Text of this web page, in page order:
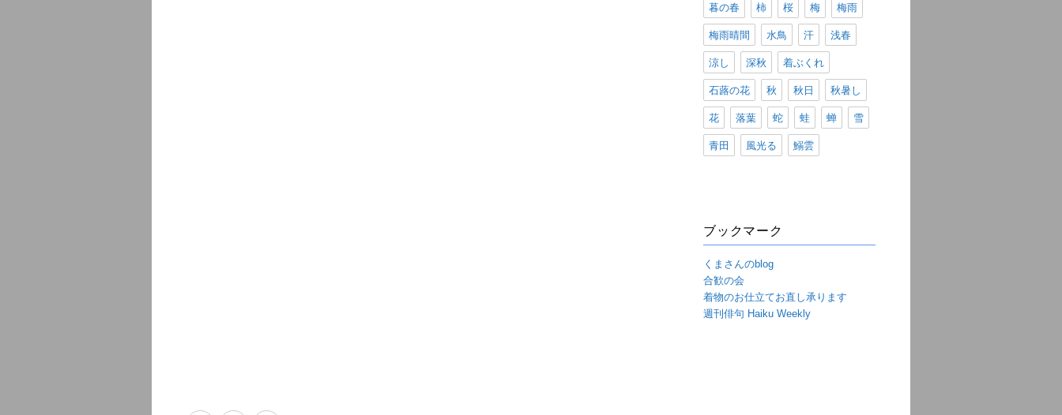
暮の春 柿 桜 梅 梅雨
梅雨晴間 水鳥 汗 浅春
涼し 深秋 着ぶくれ
石蕗の花 秋 秋日 秋暑し
花 落葉 蛇 蛙 蝉 雪
青田 風光る 鰯雲
ブックマーク
くまさんのblog
合歓の会
着物のお仕立てお直し承ります
週刊俳句 Haiku Weekly